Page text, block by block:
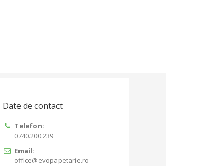
Date de contact
Telefon:
0740.200.239
Email:
office@evopapetarie.ro